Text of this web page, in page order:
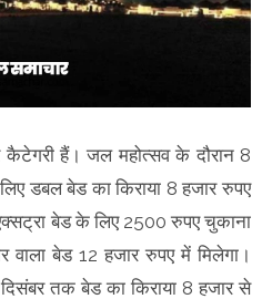
कैटेगरी हैं। जल महोत्सव के दौरान 8
डबल बेड का किराया 8 हजार रुपए
बेड के लिए 2500 रुपए चुकाना
बेड 12 हजार रुपए में मिलेगा।
तक बेड का किराया 8 हजार से